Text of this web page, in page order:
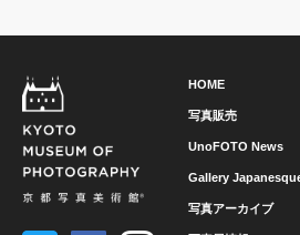
HOME
写真販売
UnoFOTO News
Gallery
写真アーカイブ